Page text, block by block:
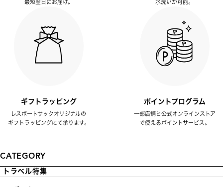
最短翌日にお届け。
水洗いが可能。
ギフトラッピング
レスポートサックオリジナルの
ギフトラッピングにて承ります。
ポイントプログラム
一部店舗と公式オンラインストア
で使えるポイントサービス。
CATEGORY
トラベル特集